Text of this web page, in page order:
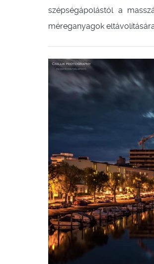
szépségápolástól a
méreganyagok